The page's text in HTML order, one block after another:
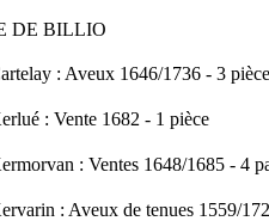
DE BILLIO
: Aveux 1646/1736 - 3
: Vente 1682 - 1 pièce
: Ventes 1648/1685 - 4
: Aveux de tenues 1559/